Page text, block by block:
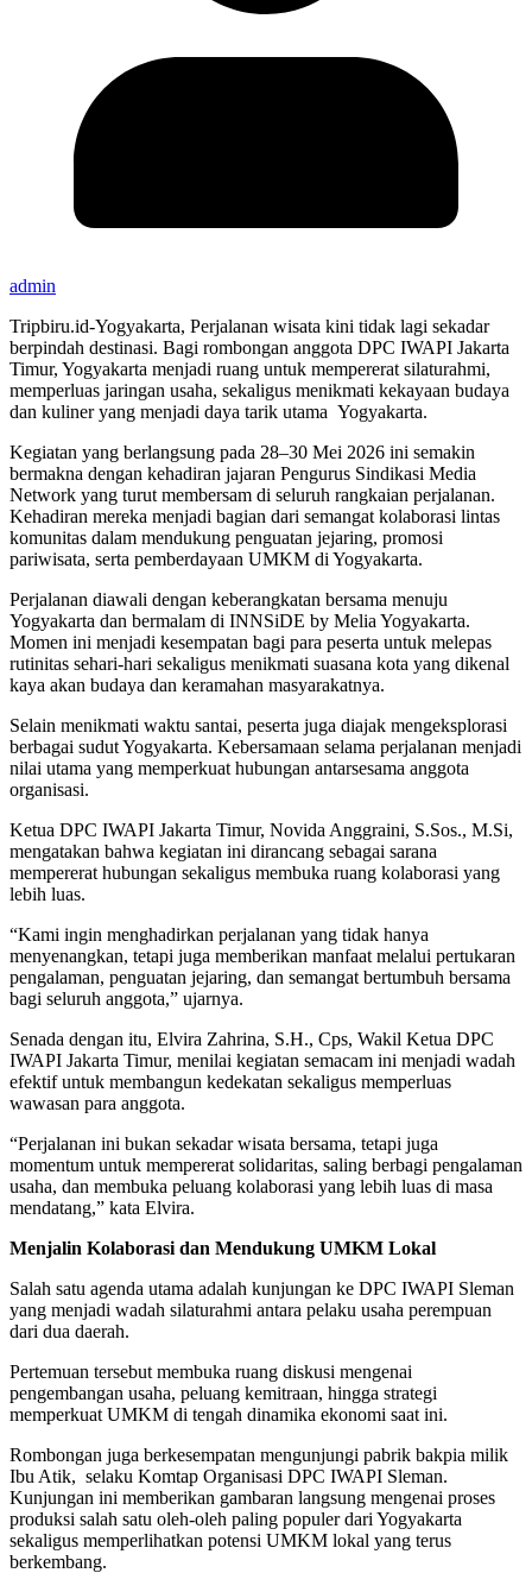
admin
Tripbiru.id-Yogyakarta, Perjalanan wisata kini tidak lagi sekadar
berpindah destinasi. Bagi rombongan anggota DPC IWAPI Jakarta
Timur, Yogyakarta menjadi ruang untuk mempererat silaturahmi,
memperluas jaringan usaha, sekaligus menikmati kekayaan budaya
dan kuliner yang menjadi daya tarik utama Yogyakarta.
Kegiatan yang berlangsung pada 28–30 Mei 2026 ini semakin
bermakna dengan kehadiran jajaran Pengurus Sindikasi Media
Network yang turut membersam di seluruh rangkaian perjalanan.
Kehadiran mereka menjadi bagian dari semangat kolaborasi lintas
komunitas dalam mendukung penguatan jejaring, promosi
pariwisata, serta pemberdayaan UMKM di Yogyakarta.
Perjalanan diawali dengan keberangkatan bersama menuju
Yogyakarta dan bermalam di INNSiDE by Melia Yogyakarta.
Momen ini menjadi kesempatan bagi para peserta untuk melepas
rutinitas sehari-hari sekaligus menikmati suasana kota yang dikenal
kaya akan budaya dan keramahan masyarakatnya.
Selain menikmati waktu santai, peserta juga diajak mengeksplorasi
berbagai sudut Yogyakarta. Kebersamaan selama perjalanan menjadi
nilai utama yang memperkuat hubungan antarsesama anggota
organisasi.
Ketua DPC IWAPI Jakarta Timur, Novida Anggraini, S.Sos., M.Si,
mengatakan bahwa kegiatan ini dirancang sebagai sarana
mempererat hubungan sekaligus membuka ruang kolaborasi yang
lebih luas.
“Kami ingin menghadirkan perjalanan yang tidak hanya
menyenangkan, tetapi juga memberikan manfaat melalui pertukaran
pengalaman, penguatan jejaring, dan semangat bertumbuh bersama
bagi seluruh anggota,” ujarnya.
Senada dengan itu, Elvira Zahrina, S.H., Cps, Wakil Ketua DPC
IWAPI Jakarta Timur, menilai kegiatan semacam ini menjadi wadah
efektif untuk membangun kedekatan sekaligus memperluas
wawasan para anggota.
“Perjalanan ini bukan sekadar wisata bersama, tetapi juga
momentum untuk mempererat solidaritas, saling berbagi pengalaman
usaha, dan membuka peluang kolaborasi yang lebih luas di masa
mendatang,” kata Elvira.
Menjalin Kolaborasi dan Mendukung UMKM Lokal
Salah satu agenda utama adalah kunjungan ke DPC IWAPI Sleman
yang menjadi wadah silaturahmi antara pelaku usaha perempuan
dari dua daerah.
Pertemuan tersebut membuka ruang diskusi mengenai
pengembangan usaha, peluang kemitraan, hingga strategi
memperkuat UMKM di tengah dinamika ekonomi saat ini.
Rombongan juga berkesempatan mengunjungi pabrik bakpia milik
Ibu Atik, selaku Komtap Organisasi DPC IWAPI Sleman.
Kunjungan ini memberikan gambaran langsung mengenai proses
produksi salah satu oleh-oleh paling populer dari Yogyakarta
sekaligus memperlihatkan potensi UMKM lokal yang terus
berkembang.